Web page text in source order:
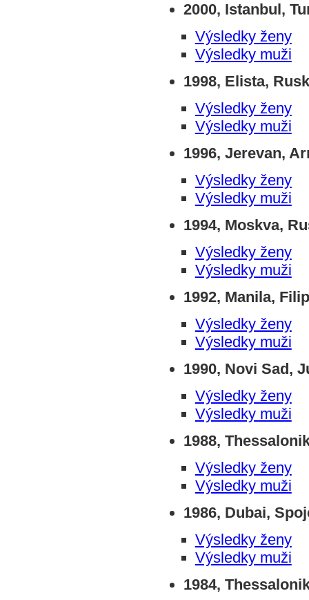
2000, Istanbul,
Výsledky ženy
Výsledky muži
1998, Elista,
Výsledky ženy
Výsledky muži
1996, Jerevan,
Výsledky ženy
Výsledky muži
1994, Moskva,
Výsledky ženy
Výsledky muži
1992, Manila,
Výsledky ženy
Výsledky muži
1990, Novi Sad,
Výsledky ženy
Výsledky muži
1988,
Výsledky ženy
Výsledky muži
1986, Dubai,
Výsledky ženy
Výsledky muži
1984,